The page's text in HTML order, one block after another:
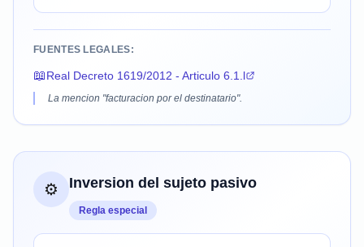
FUENTES LEGALES:
📖Real Decreto 1619/2012 - Articulo 6.1.l
La mencion "facturacion por el destinatario".
⚙️ Inversion del sujeto pasivo
Regla especial